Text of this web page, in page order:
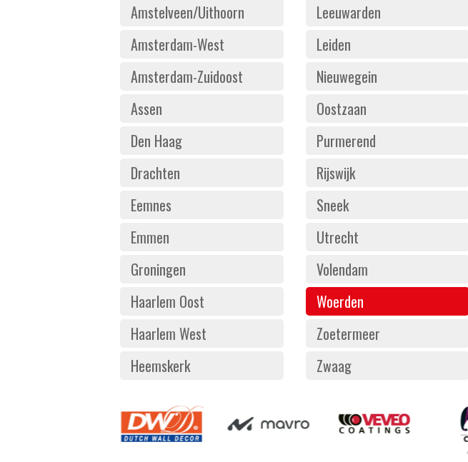
Amstelveen/Uithoorn
Amsterdam-West
Amsterdam-Zuidoost
Assen
Den Haag
Drachten
Eemnes
Emmen
Groningen
Haarlem Oost
Haarlem West
Heemskerk
Leeuwarden
Leiden
Nieuwegein
Oostzaan
Purmerend
Rijswijk
Sneek
Utrecht
Volendam
Woerden
Zoetermeer
Zwaag